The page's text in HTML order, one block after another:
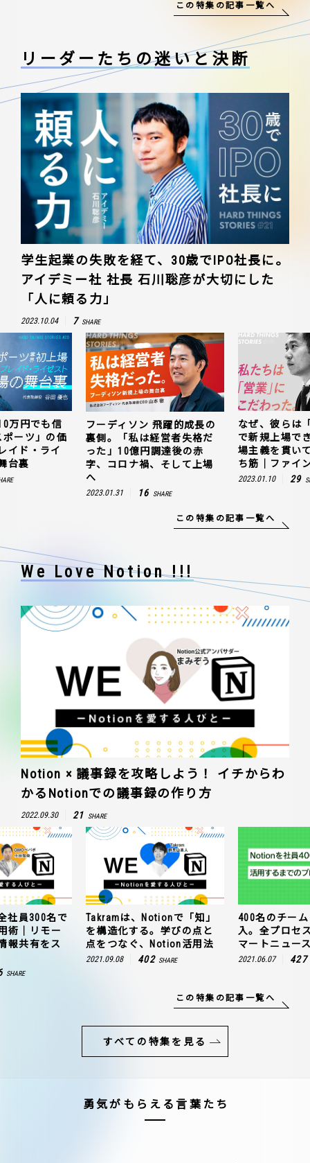
この特集の記事一覧へ
リーダーたちの迷いと決断
学生起業の失敗を経て、30歳でIPO社長に。
アイデミー社 社長 石川聡彦が大切にした
「人に頼る力」
2023.10.04 7 SHARE
万円でも信
ーツ」の価
イド・ライ
台裏
フーディソン 飛躍的成長の
裏側。「私は経営者失格だ
った」10億円調達後の赤
字、コロナ禍、そして上場
へ
2023.01.31 16 SHARE
なぜ、彼らは
で新規上場で
場主義を貫い
ち筋｜ファイ
2023.01.10 29
この特集の記事一覧へ
We Love Notion !!!
Notion × 議事録を攻略しよう！ イチからわ
かるNotionでの議事録の作り方
2022.09.30 21 SHARE
社員300名で
術｜リモー
報共有をス
SHARE
Takramは、Notionで「知」
を構造化する。学びの点と
点をつなぐ、Notion活用法
2021.09.08 402 SHARE
400名のチー
入。全プロセ
マートニュー
2021.06.07 427
この特集の記事一覧へ
すべての特集を見る
勇気がもらえる言葉たち